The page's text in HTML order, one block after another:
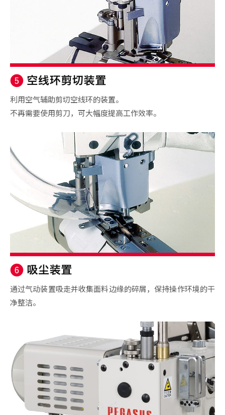
利用空气辅助剪切空线环的装置。
不再需要使用剪刀，可大幅度提高工作效率。
通过气动装置吸走并收集面料边缘的碎屑，保持操作环境的干
净整洁。